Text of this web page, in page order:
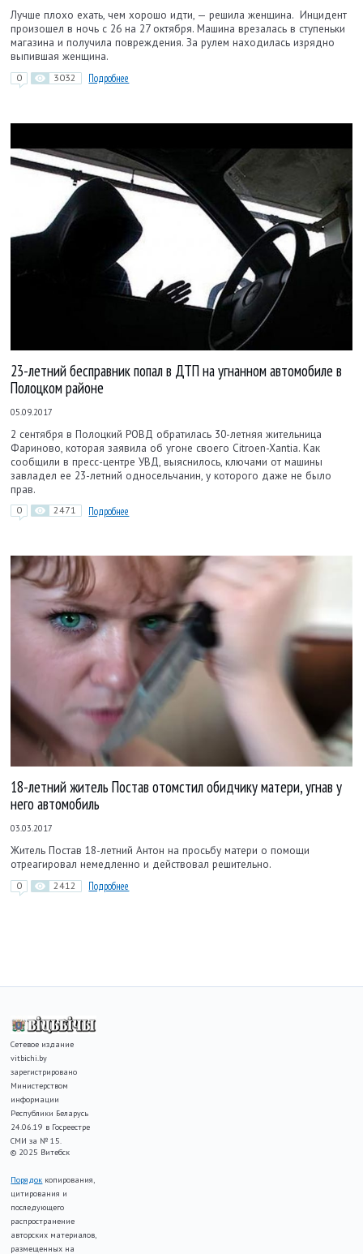
Лучше плохо ехать, чем хорошо идти, — решила женщина. Инцидент
произошел в ночь с 26 на 27 октября. Машина врезалась в ступеньки
магазина и получила повреждения. За рулем находилась изрядно
выпившая женщина.
0 3032 Подробнее
23-летний бесправник попал в ДТП на угнанном автомобиле в
Полоцком районе
05.09.2017
2 сентября в Полоцкий РОВД обратилась 30-летняя жительница
Фариново, которая заявила об угоне своего Citroen-Xantia. Как
сообщили в пресс-центре УВД, выяснилось, ключами от машины
завладел ее 23-летний односельчанин, у которого даже не было
прав.
0 2471 Подробнее
18-летний житель Постав отомстил обидчику матери, угнав у
него автомобиль
03.03.2017
Житель Постав 18-летний Антон на просьбу матери о помощи
отреагировал немедленно и действовал решительно.
0 2412 Подробнее
Сетевое издание
vitbichi.by
зарегистрировано
Министерством
информации
Республики Беларусь
24.06.19 в Госреестре
СМИ за № 15.
© 2025 Витебск
Порядок копирования,
цитирования и
последующего
распространение
авторских материалов,
размещенных на